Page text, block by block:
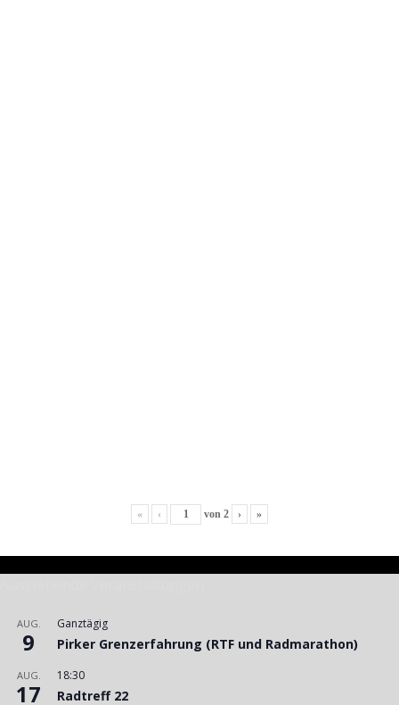
« ‹ von 2 › »
AUG.
9
Ganztägig
Pirker Grenzerfahrung (RTF und Radmarathon)
AUG.
17
18:30
Radtreff 22